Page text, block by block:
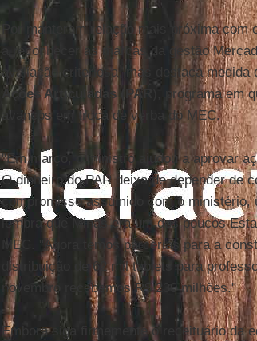
Por manterem relação mais próxima
a reconhecer as marcas da gestão
avaliação criteriosa, mas destaca medida
Ações Articuladas (PAR
), programa em
avanços em troca de verba do MEC.
"Em março, o ministro ajudou a aprovar
O dinheiro do PAR deixa de depender de
compromisso assumido com o
lembra que Minas era um dos poucos
MEC. "Agora temos parcerias para a
distribuição de 62 mil tablets para
novembro recebemos R$ 230 milhões."
Embora siga firmemente o receituário da